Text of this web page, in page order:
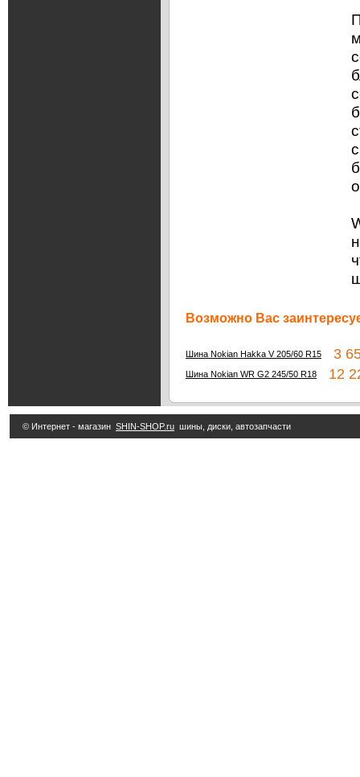
Возможно Вас
Шина Nokian Hakka V 205/60 R15 3
Шина Nokian WR G2 245/50 R18 12
© Интернет - магазин SHIN-SHOP.ru шины, диски, автозапчасти